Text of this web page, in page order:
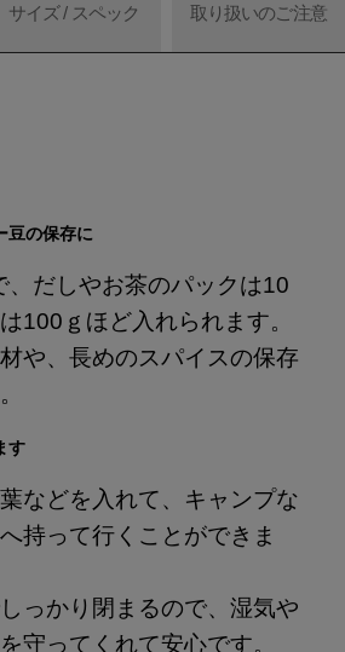
サイズ / スペック 取り扱いのご注意
豆の保存に
、だしやお茶のパックは10
100ｇほど入れられます。
や、長めのスパイスの保存
す
などを入れて、キャンプな
持って行くことができま
っかり閉まるので、湿気や
守ってくれて安心です。